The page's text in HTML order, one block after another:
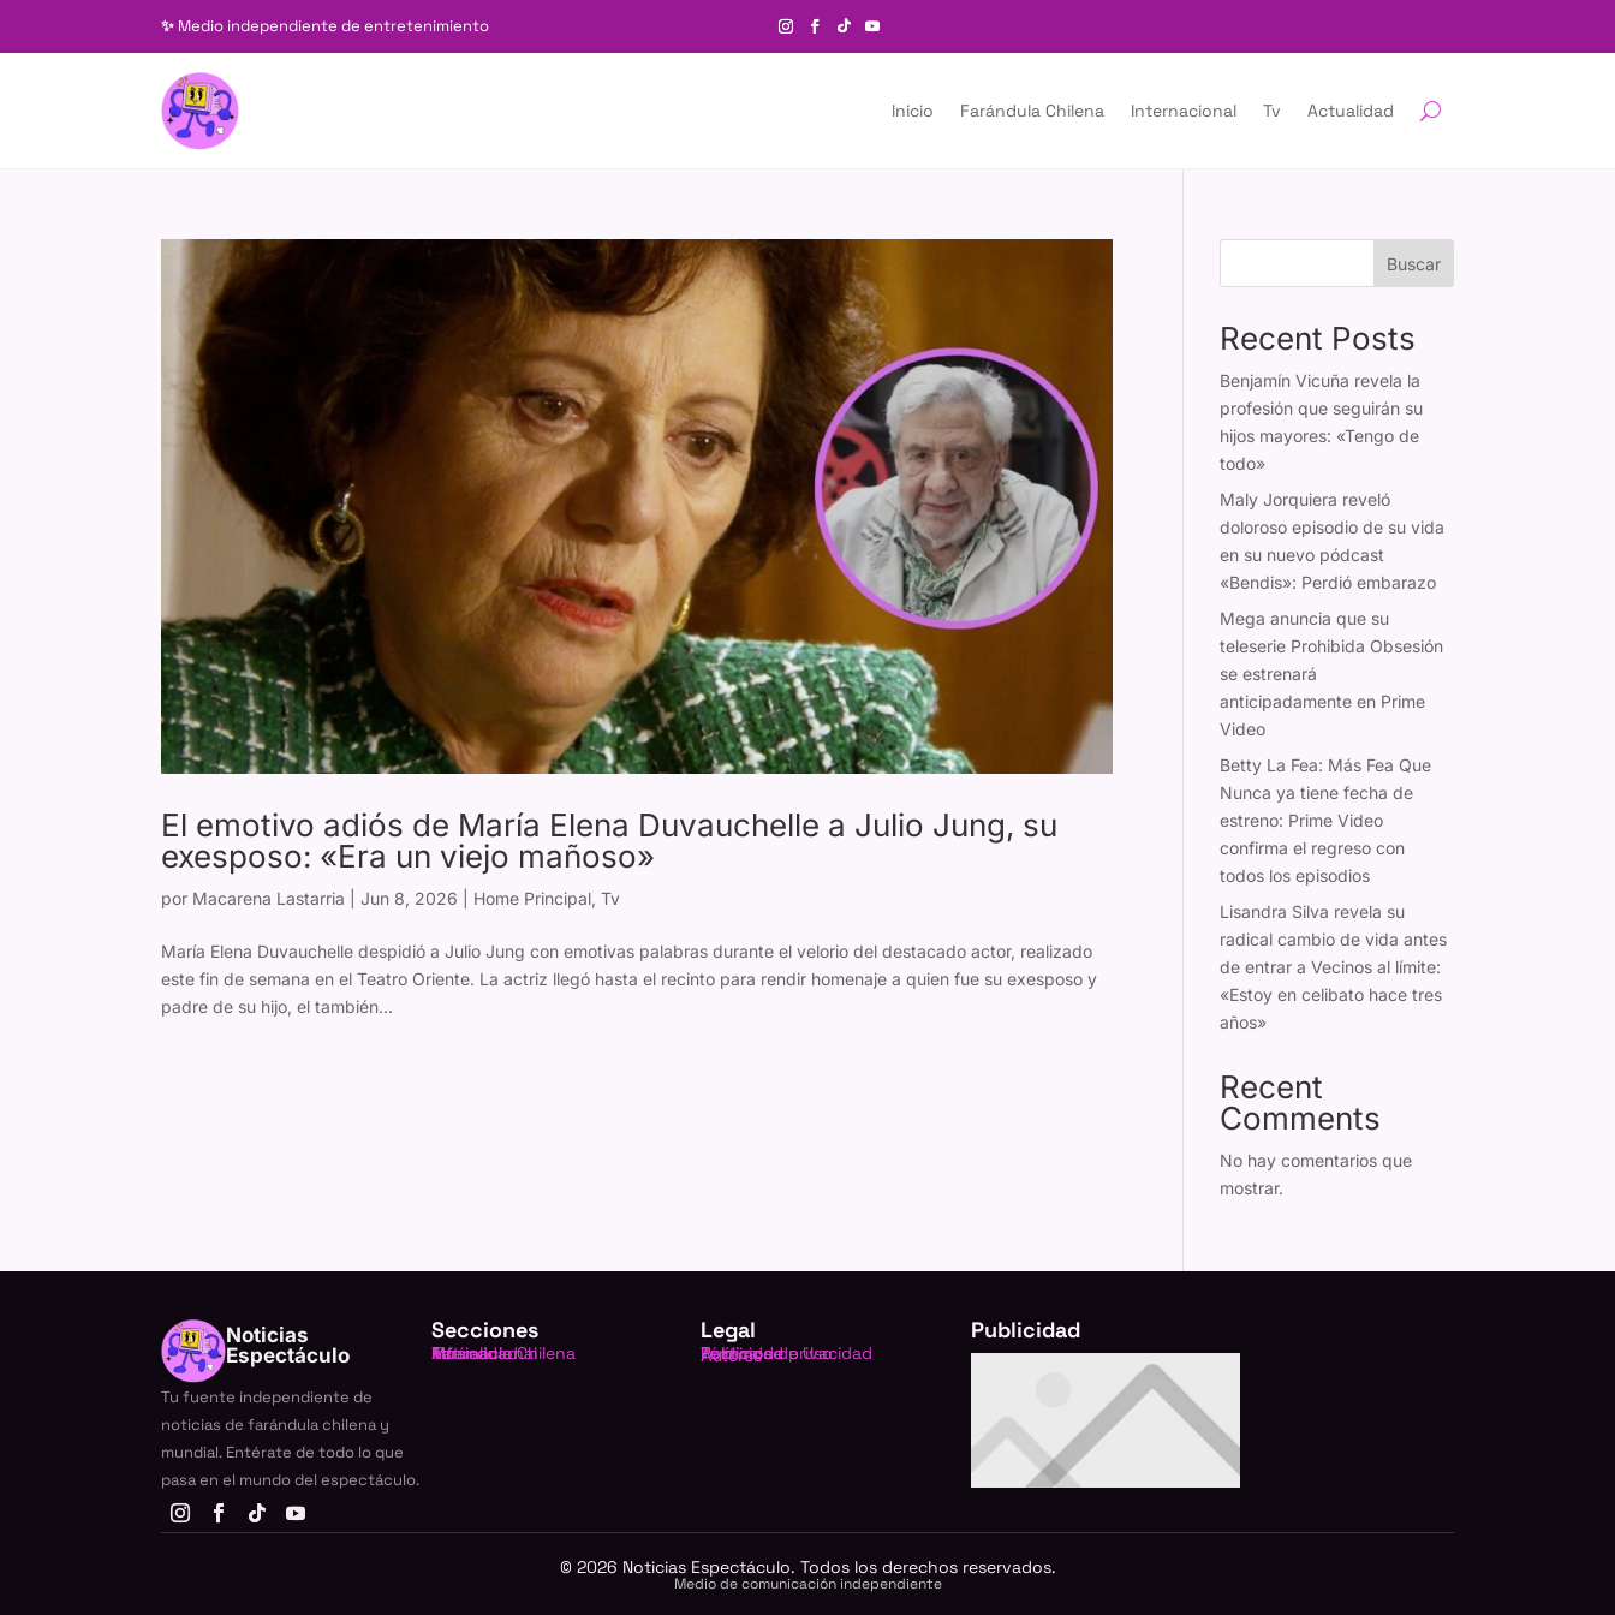
✨ Medio independiente de entretenimiento
Inicio Farándula Chilena Internacional Tv Actualidad
El emotivo adiós de María Elena Duvauchelle a Julio Jung, su
exesposo: «Era un viejo mañoso»
por Macarena Lastarria |Jun 8, 2026 Home Principal,Tv
María Elena Duvauchelle despidió a Julio Jung con emotivas palabras durante el velorio del destacado actor, realizado
este fin de semana en el Teatro Oriente. La actriz llegó hasta el recinto para rendir homenaje a quien fue su exesposo y
padre de su hijo, el también...
Buscar
Recent Posts
Benjamín Vicuña revela la
profesión que seguirán su
hijos mayores: «Tengo de
todo»
Maly Jorquiera reveló
doloroso episodio de su vida
en su nuevo pódcast
«Bendis»: Perdió embarazo
Mega anuncia que su
teleserie Prohibida Obsesión
se estrenará
anticipadamente en Prime
Video
Betty La Fea: Más Fea Que
Nunca ya tiene fecha de
estreno: Prime Video
confirma el regreso con
todos los episodios
Lisandra Silva revela su
radical cambio de vida antes
de entrar a Vecinos al límite:
«Estoy en celibato hace tres
años»
Recent
Comments
No hay comentarios que
mostrar.
Noticias
Espectáculo
Tu fuente independiente de
noticias de farándula chilena y
mundial. Entérate de todo lo que
pasa en el mundo del espectáculo.
Secciones
Farándula Chilena
Internacional
TV
Música
Actualidad
Legal
Política de privacidad
Términos de Uso
Publicidad
Autores
Publicidad
© 2026 Noticias Espectáculo. Todos los derechos reservados.
Medio de comunicación independiente